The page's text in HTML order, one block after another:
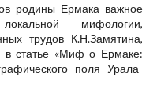
родины Ермака важное
мифологии,
трудов К.Н.Замятина,
в статье «Миф о Ермаке:
поля Урала-